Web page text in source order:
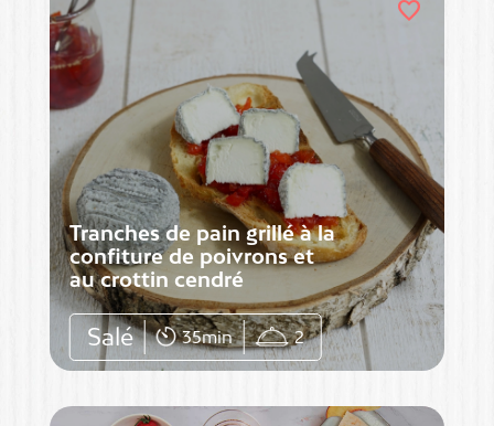
favorite
Tranches de pain grillé à la
confiture de poivrons et
au crottin cendré
Salé 35min 2